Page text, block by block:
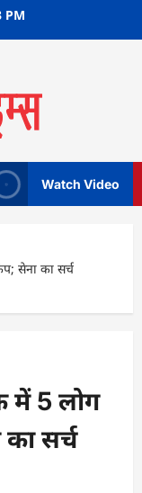
PM
Watch Video
सेना का सर्च
में 5 लोग
सर्च